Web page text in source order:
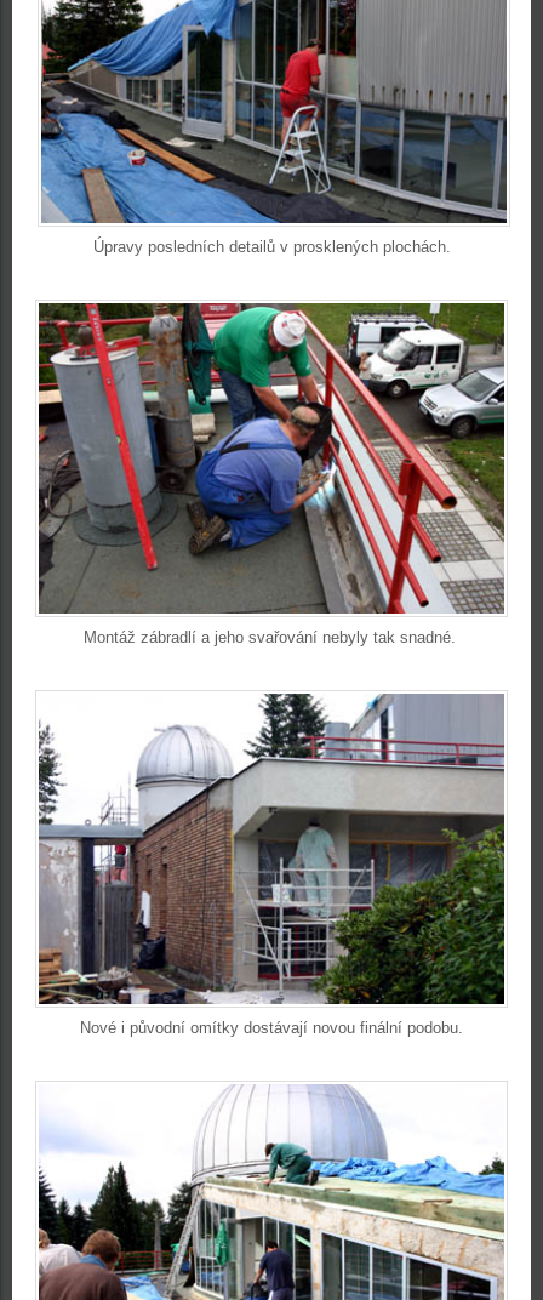
Úpravy posledních detailů v prosklených plochách.
Montáž zábradlí a jeho svařování nebyly tak snadné.
Nové i původní omítky dostávají novou finální podobu.